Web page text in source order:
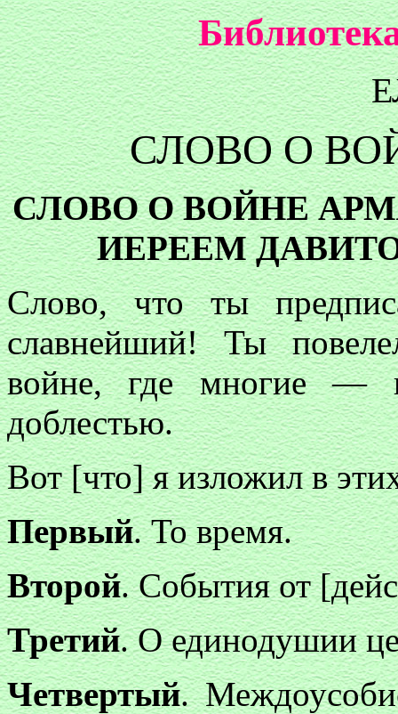
СЛОВО О
СЛОВО О ВОЙНЕ
ИЕРЕЕМ
Слово, что ты
славнейший! Ты
войне, где многие —
доблестью.
Вот [что] я изложил в
Первый. То время.
Второй. События от
Третий. О единодушии
Четвертый.